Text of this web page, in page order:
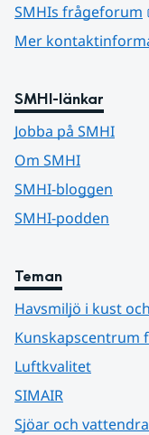
SMHIs frågeforum
Mer
SMHI-länkar
Jobba på SMHI
Om SMHI
SMHI-bloggen
SMHI-podden
Teman
Havsmiljö i kust
Kunskapscentrum
Luftkvalitet
SIMAIR
Sjöar och